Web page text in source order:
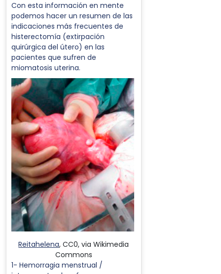
Con esta información en mente
podemos hacer un resumen de las
indicaciones más frecuentes de
histerectomía (extirpación
quirúrgica del útero) en las
pacientes que sufren de
miomatosis uterina.
Reitahelena, CC0, via Wikimedia
Commons
1- Hemorragia menstrual /